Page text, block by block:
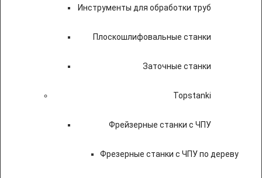
Инструменты для обработки труб
Плоскошлифовальные станки
Заточные станки
Topstanki
Фрейзерные станки с ЧПУ
Фрезерные станки с ЧПУ по дереву